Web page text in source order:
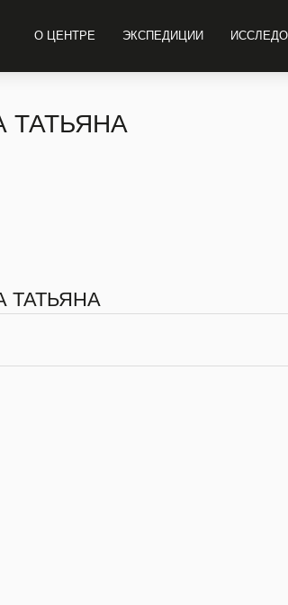
О ЦЕНТРЕ ЭКСПЕДИЦИИ
ТАТЬЯНА
ТАТЬЯНА